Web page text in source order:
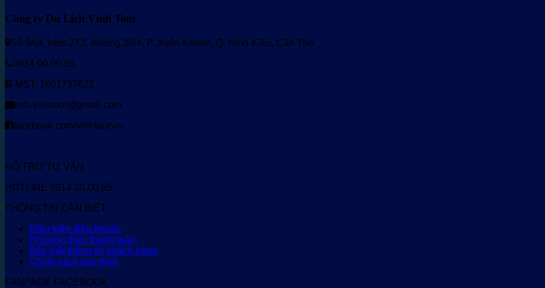
Công ty Du Lịch Vinh Tour
Số 9A4, hẻm 2T2, đường 30/4, P. Xuân Khánh, Q. Ninh Kiều, Cần Thơ
0914.00.00.65
MST: 1801737622
info.vinhtour@gmail.com
facebook.com/vinhtourvn/
HỖ TRỢ TƯ VẤN
HOTLINE 0914.00.00.65
THÔNG TIN CẦN BIẾT
Điều kiện điều khoản
Phương thức thanh toán
Bảo mật thông tin khách hàng
Chính sách quy định
FANPAGE FACEBOOK